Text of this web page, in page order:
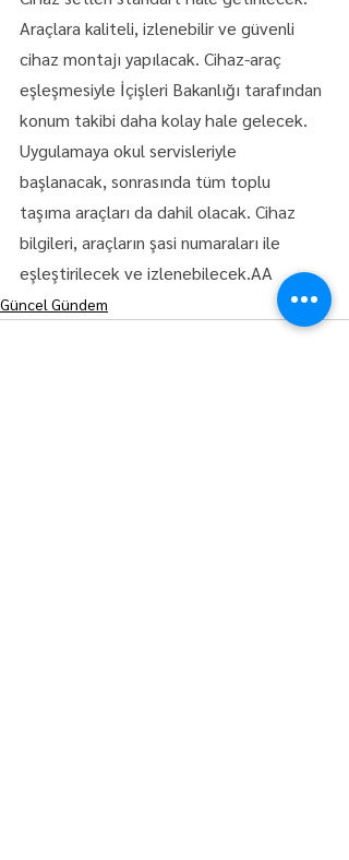
Araçlara kaliteli, izlenebilir ve güvenli
cihaz montajı yapılacak. Cihaz-araç
eşleşmesiyle İçişleri Bakanlığı tarafından
konum takibi daha kolay hale gelecek.
Uygulamaya okul servisleriyle
başlanacak, sonrasında tüm toplu
taşıma araçları da dahil olacak. Cihaz
bilgileri, araçların şasi numaraları ile
eşleştirilecek ve izlenebilecek.AA
Güncel Gündem